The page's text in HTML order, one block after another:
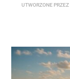
UTWORZONE PRZEZ